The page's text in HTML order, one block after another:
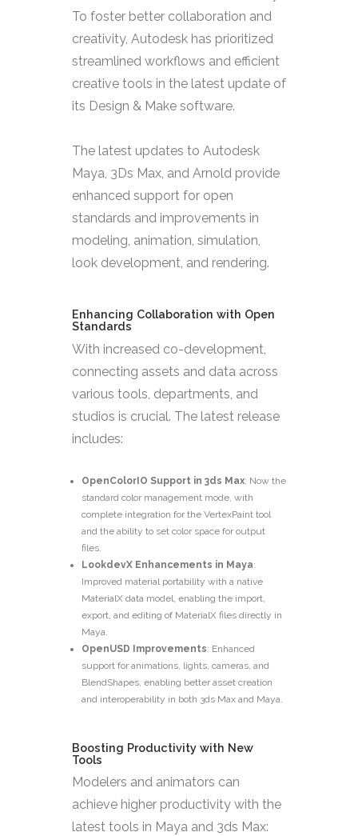
To foster better collaboration and
creativity, Autodesk has prioritized
streamlined workflows and efficient
creative tools in the latest update of
its Design & Make software.
The latest updates to Autodesk
Maya, 3Ds Max, and Arnold provide
enhanced support for open
standards and improvements in
modeling, animation, simulation,
look development, and rendering.
Enhancing Collaboration with Open
Standards
With increased co-development,
connecting assets and data across
various tools, departments, and
studios is crucial. The latest release
includes:
OpenColorIO Support in 3ds Max: Now the
standard color management mode, with
complete integration for the VertexPaint tool
and the ability to set color space for output
files.
LookdevX Enhancements in Maya:
Improved material portability with a native
MaterialX data model, enabling the import,
export, and editing of MaterialX files directly in
Maya.
OpenUSD Improvements: Enhanced
support for animations, lights, cameras, and
BlendShapes, enabling better asset creation
and interoperability in both 3ds Max and Maya.
Boosting Productivity with New
Tools
Modelers and animators can
achieve higher productivity with the
latest tools in Maya and 3ds Max: